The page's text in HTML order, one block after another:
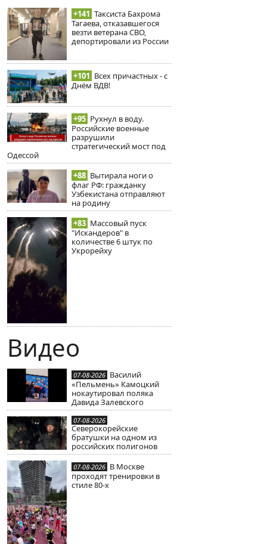
+141 Таксиста Бахрома
Тагаева, отказавшегося
везти ветерана СВО,
депортировали из России
+101 Всех причастных - с
Днём ВДВ!
+95 Рухнул в воду.
Российские военные
разрушили
стратегический мост под
Одессой
+88 Вытирала ноги о
флаг РФ: гражданку
Узбекистана отправляют
на родину
+83 Массовый пуск
"Искандеров" в
количестве 6 штук по
Укрорейху
Видео
07-08-2026 Василий
«Пельмень» Камоцкий
нокаутировал поляка
Давида Залевского
07-08-2026
Северокорейские
братушки на одном из
российских полигонов
07-08-2026 В Москве
проходят тренировки в
стиле 80-х